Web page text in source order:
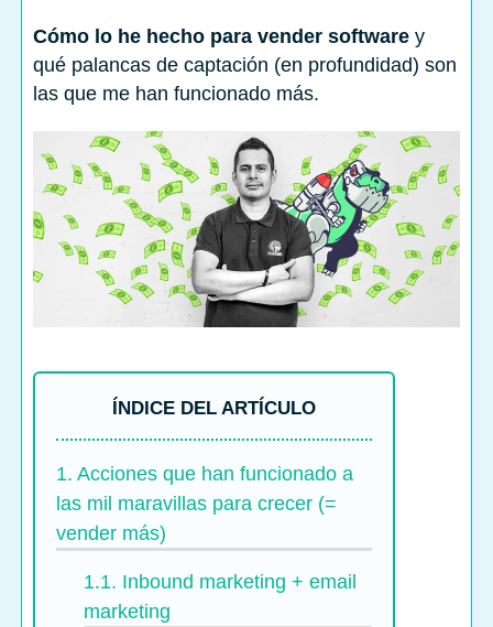
Cómo lo he hecho para vender software y
qué palancas de captación (en profundidad) son
las que me han funcionado más.
ÍNDICE DEL ARTÍCULO
1. Acciones que han funcionado a
las mil maravillas para crecer (=
vender más)
1.1. Inbound marketing + email
marketing